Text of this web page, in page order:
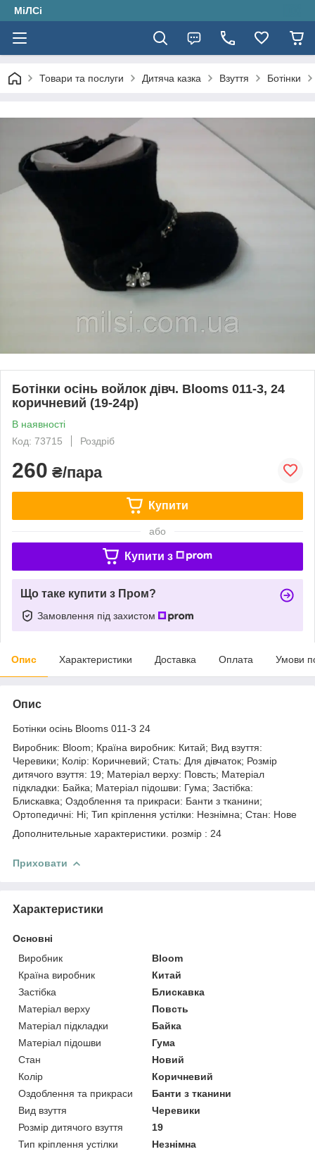
МіЛСі
Товари та послуги Дитяча казка Взуття Ботінки
Ботінки осінь войлок дівч. Blooms 011-3, 24
коричневий (19-24р)
В наявності
Код: 73715
Роздріб
260 ₴/пара
Купити
або
Купити з
Що таке купити з Пром?
Замовлення під захистом
Опис Характеристики Доставка Оплата Умови
Опис
Ботінки осінь Blooms 011-3 24
Виробник: Bloom; Країна виробник: Китай; Вид взуття:
Черевики; Колір: Коричневий; Стать: Для дівчаток; Розмір
дитячого взуття: 19; Матеріал верху: Повсть; Матеріал
підкладки: Байка; Матеріал підошви: Гума; Застібка:
Блискавка; Оздоблення та прикраси: Банти з тканини;
Ортопедичні: Ні; Тип кріплення устілки: Незнімна; Стан: Нове
Дополнительные характеристики. розмір : 24
Приховати
Характеристики
Основні
Виробник
Bloom
Країна виробник
Китай
Застібка
Блискавка
Матеріал верху
Повсть
Матеріал підкладки
Байка
Матеріал підошви
Гума
Стан
Новий
Колір
Коричневий
Оздоблення та прикраси
Банти з тканини
Вид взуття
Черевики
Розмір дитячого взуття
19
Тип кріплення устілки
Незнімна